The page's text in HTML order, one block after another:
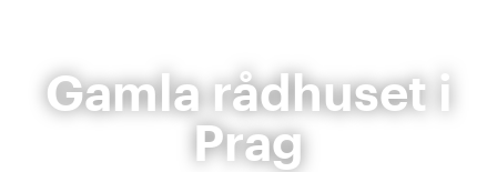
Gamla rådhuset i
Prag